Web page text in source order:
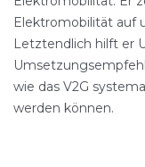
Elektromobilität auf
Letztendlich hilft er
wie das V2G
werden können.